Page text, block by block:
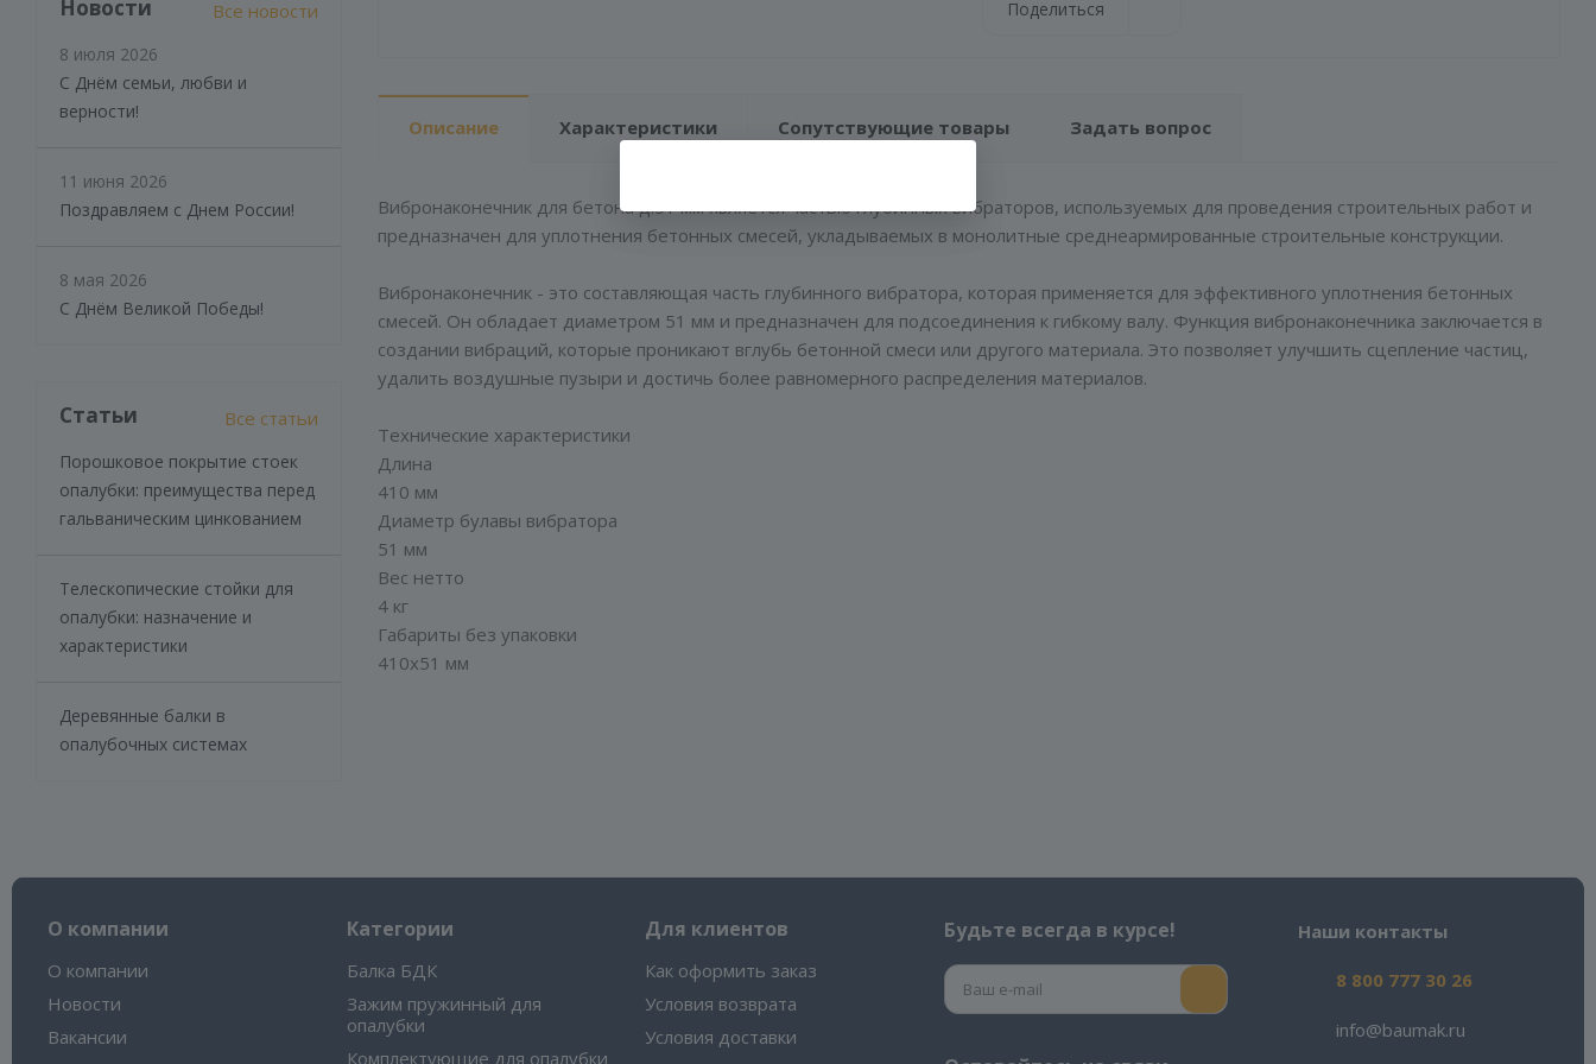
Поделиться
Описание Характеристики Сопутствующие товары Задать вопрос
Вибронаконечник для бетона д.51 мм является частью глубинных вибраторов, используемых для проведения строительных работ и
предназначен для уплотнения бетонных смесей, укладываемых в монолитные среднеармированные строительные конструкции.
Вибронаконечник - это составляющая часть глубинного вибратора, которая применяется для эффективного уплотнения бетонных
смесей. Он обладает диаметром 51 мм и предназначен для подсоединения к гибкому валу. Функция вибронаконечника заключается в
создании вибраций, которые проникают вглубь бетонной смеси или другого материала. Это позволяет улучшить сцепление частиц,
удалить воздушные пузыри и достичь более равномерного распределения материалов.
Технические характеристики
Длина
410 мм
Диаметр булавы вибратора
51 мм
Вес нетто
4 кг
Габариты без упаковки
410x51 мм
Новости Все новости
8 июля 2026
С Днём семьи, любви и
верности!
11 июня 2026
Поздравляем с Днем России!
8 мая 2026
С Днём Великой Победы!
Статьи Все статьи
Порошковое покрытие стоек
опалубки: преимущества перед
гальваническим цинкованием
Телескопические стойки для
опалубки: назначение и
характеристики
Деревянные балки в
опалубочных системах
О компании
О компании
Новости
Вакансии
Категории
Балка БДК
Зажим пружинный для
опалубки
Комплектующие для опалубки
Для клиентов
Как оформить заказ
Условия возврата
Условия доставки
Будьте всегда в курсе! Наши контакты
8 800 777 30 26
info@baumak.ru